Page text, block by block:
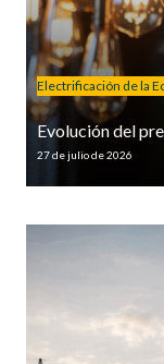
Electrificación de la
Evolución del
27 de julio de 2026